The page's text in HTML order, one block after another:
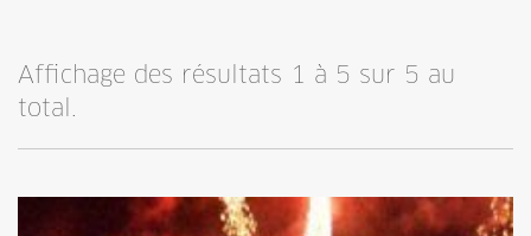
Affichage des résultats 1 à 5 sur 5 au
total.